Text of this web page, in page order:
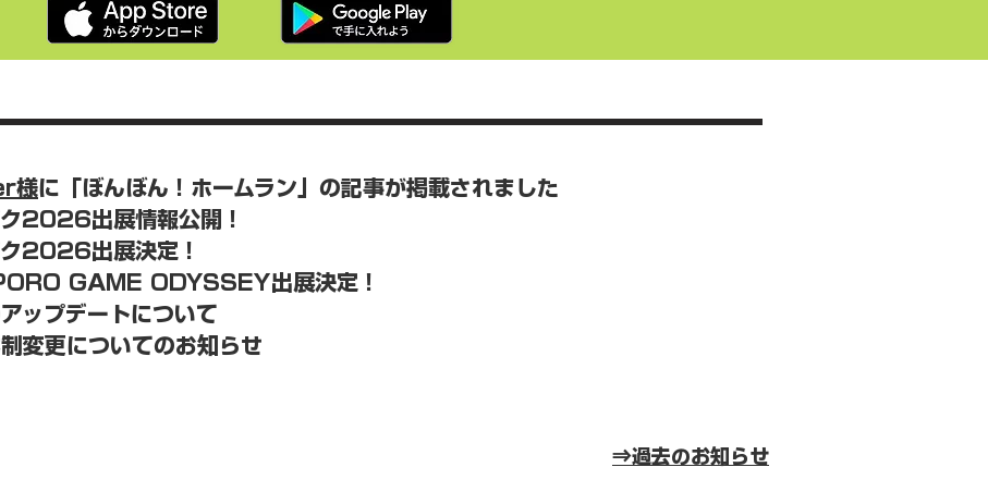
様に「ぼんぼん！ホームラン」の記事が掲載されました
出展情報公開！
出展決定！
GAME ODYSSEY出展決定！
プデートについて
更についてのお知らせ
​⇒過去のお知らせ